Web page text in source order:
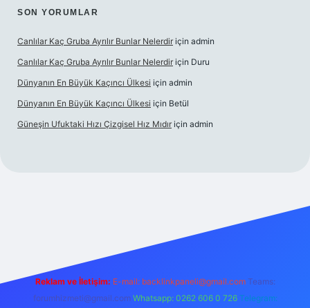
SON YORUMLAR
Canlılar Kaç Gruba Ayrılır Bunlar Nelerdir için admin
Canlılar Kaç Gruba Ayrılır Bunlar Nelerdir için Duru
Dünyanın En Büyük Kaçıncı Ülkesi için admin
Dünyanın En Büyük Kaçıncı Ülkesi için Betül
Güneşin Ufuktaki Hızı Çizgisel Hız Mıdır için admin
Reklam ve İletişim: E-mail: backlinkpaneli@gmail.com Teams:
forumhizmeti@gmail.com Whatsapp: 0262 606 0 726 Telegram: